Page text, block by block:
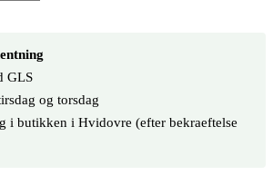
GLS
og torsdag
i butikken i Hvidovre (efter bekraeftelse